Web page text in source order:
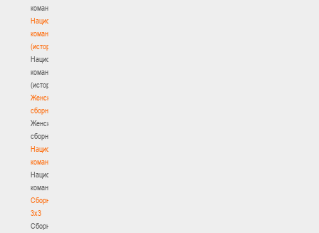
команда
Национальная
команда
(история)
Национальная
команда
(история)
Женские
сборные
Женские
сборные
Национальная
команда
Национальная
команда
Сборные
3х3
Сборные